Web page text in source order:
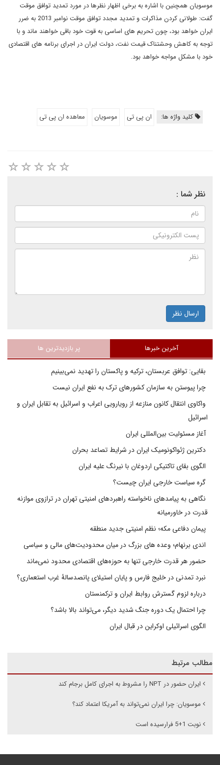
موسویان همچنین با اشاره به برخی اظهار نظرها در مورد تمدید توافق موقت
گفت: طولانی کردن مذاکرات و تمدید مجدد توافق موقت نوامبر 2013 به ضرر
ایران خواهد بود، چون تحریم های اساسی به قوت خود باقی خواهند ماند و با
توجه به کاهش وحشتناک قیمت نفت، دولت ایران در اجرای برنامه های اقتصادی
خود با مشکل مواجه خواهد بود.
کلید واژه ها: ان پی تی موسویان معاهده ان پی تی
نظر شما :
ارسال نظر
آخرین خبرها پر بازدیدترین ها
بقایی: توافق عربستان، ترکیه و پاکستان را تهدید نمی‌بینیم
چرا پیوستن به سازمان کشورهای ترک به نفع ایران نیست
واکاوی انتقال کانون منازعه از رویارویی اعراب و اسرائیل به تقابل ایران و
اسرائیل
آغاز مسئولیت بین‌المللی ایران
دکترین ژئواکونومیک ایران در شرایط تصاعد بحران
الگوی بقای تاکتیکی اردوغان با نیرنگ علیه ایران
گره سیاست خارجی ایران چیست؟
نگاهی به پیامدهای ناخواسته راهبردهای امنیتی تهران در ترازوی موازنه
قدرت در خاورمیانه
پیمان دفاعی مکه؛ نظم امنیتی جدید منطقه
اندی برنهام؛ وعده های بزرگ در میان محدودیت‌های مالی و سیاسی
حضور هر قدرت خارجی تنها به حوزه‌های اقتصادی محدود نمی‌ماند
نبرد تمدنی در خلیج فارس و پایان استیلای پانصدسالۀ غرب استعماری؟
درباره لزوم گسترش روابط ایران و ترکمنستان
چرا احتمال یک دوره جنگ شدید دیگر، می‌تواند بالا باشد؟
الگوی اسرائیلی اوکراین در قبال ایران
مطالب مرتبط
ایران حضور در NPT را مشروط به اجرای کامل برجام کند
موسویان: چرا ایران نمی‌تواند به آمریکا اعتماد کند؟
نوبت 1+5 فرارسیده است